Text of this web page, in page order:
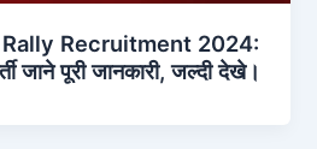
Recruitment 2024:
जाने पूरी जानकारी, जल्दी देखे।